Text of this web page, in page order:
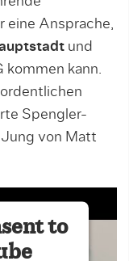
eine Ansprache,
und
kommen kann.
Spengler-
von Matt
to